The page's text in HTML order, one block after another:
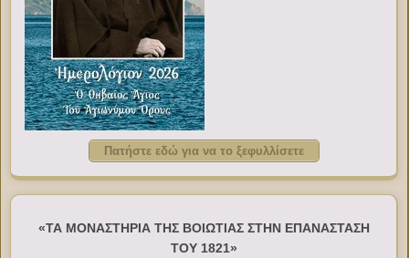
Πατήστε εδώ για να το ξεφυλλίσετε
«ΤΑ ΜΟΝΑΣΤΗΡΙΑ ΤΗΣ ΒΟΙΩΤΙΑΣ ΣΤΗΝ ΕΠΑΝΑΣΤΑΣΗ
ΤΟΥ 1821»